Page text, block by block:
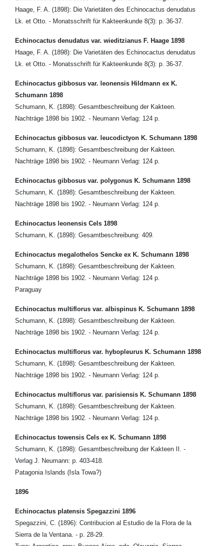
Haage, F. A. (1898): Die Varietäten des Echinocactus denudatus
Lk. et Otto. - Monatsschrift für Kakteenkunde 8(3): p. 36-37.
Echinocactus denudatus var. wieditzianus F. Haage 1898
Haage, F. A. (1898): Die Varietäten des Echinocactus denudatus
Lk. et Otto. - Monatsschrift für Kakteenkunde 8(3): p. 36-37.
Echinocactus gibbosus var. leonensis Hildmann ex K.
Schumann 1898
Schumann, K. (1898): Gesamtbeschreibung der Kakteen.
Nachträge 1898 bis 1902. - Neumann Verlag: 124 p.
Echinocactus gibbosus var. leucodictyon K. Schumann 1898
Schumann, K. (1898): Gesamtbeschreibung der Kakteen.
Nachträge 1898 bis 1902. - Neumann Verlag: 124 p.
Echinocactus gibbosus var. polygonus K. Schumann 1898
Schumann, K. (1898): Gesamtbeschreibung der Kakteen.
Nachträge 1898 bis 1902. - Neumann Verlag: 124 p.
Echinocactus leonensis Cels 1898
Schumann, K. (1898): Gesamtbeschreibung: 409.
Echinocactus megalothelos Sencke ex K. Schumann 1898
Schumann, K. (1898): Gesamtbeschreibung der Kakteen.
Nachträge 1898 bis 1902. - Neumann Verlag: 124 p.
Paraguay
Echinocactus multiflorus var. albispinus K. Schumann 1898
Schumann, K. (1898): Gesamtbeschreibung der Kakteen.
Nachträge 1898 bis 1902. - Neumann Verlag: 124 p.
Echinocactus multiflorus var. hybopleurus K. Schumann 1898
Schumann, K. (1898): Gesamtbeschreibung der Kakteen.
Nachträge 1898 bis 1902. - Neumann Verlag: 124 p.
Echinocactus multiflorus var. parisiensis K. Schumann 1898
Schumann, K. (1898): Gesamtbeschreibung der Kakteen.
Nachträge 1898 bis 1902. - Neumann Verlag: 124 p.
Echinocactus towensis Cels ex K. Schumann 1898
Schumann, K. (1898): Gesamtbeschreibung der Kakteen II. -
Verlag J. Neumann: p. 403-418.
Patagonia Islands (Isla Towa?)
1896
Echinocactus platensis Spegazzini 1896
Spegazzini, C. (1896): Contribucion al Estudio de la Flora de la
Sierra de la Ventana. - p. 28-29.